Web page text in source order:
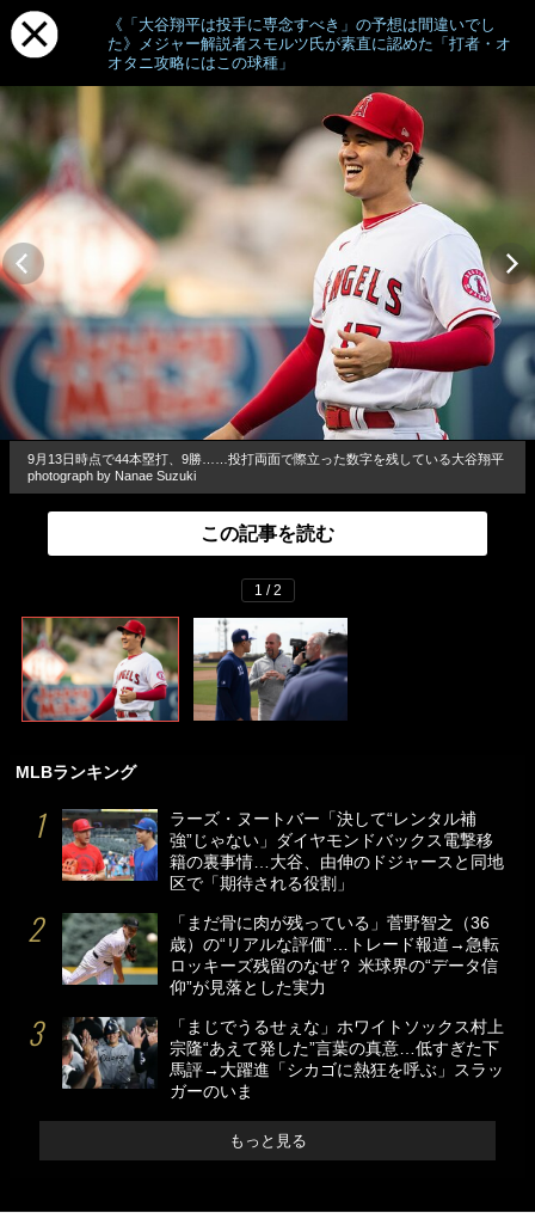
《「大谷翔平は投手に専念すべき」の予想は間違いでし
た》メジャー解説者スモルツ氏が素直に認めた「打者・オ
オタニ攻略にはこの球種」
9月13日時点で44本塁打、9勝……投打両面で際立った数字を残している大谷翔平
photograph by Nanae Suzuki
この記事を読む
1 / 2
MLBランキング
ラーズ・ヌートバー「決して“レンタル補
強”じゃない」ダイヤモンドバックス電撃移
籍の裏事情…大谷、由伸のドジャースと同地
区で「期待される役割」
「まだ骨に肉が残っている」菅野智之（36
歳）の“リアルな評価”…トレード報道→急転
ロッキーズ残留のなぜ？ 米球界の“データ信
仰”が見落とした実力
「まじでうるせぇな」ホワイトソックス村上
宗隆“あえて発した”言葉の真意…低すぎた下
馬評→大躍進「シカゴに熱狂を呼ぶ」スラッ
ガーのいま
もっと見る